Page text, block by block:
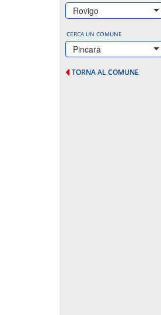
Rovigo
CERCA UN COMUNE
Pincara
TORNA AL COMUNE